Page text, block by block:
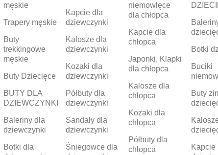
męskie
Trapery męskie
Buty
trekkingowe
męskie
Buty Dziecięce
BUTY DLA
DZIEWCZYNKI
Baleriny dla
dziewczynki
Botki dla
Kapcie dla
dziewczynki
Kalosze dla
dziewczynki
Kozaki dla
dziewczynki
Półbuty dla
dziewczynki
Sandały dla
dziewczynki
Śniegowce dla
niemowlęce
dla chłopca
Kapcie dla
chłopca
Japonki, Klapki
dla chłopca
Kalosze dla
chłopca
Kozaki dla
chłopca
Półbuty dla
chłopca
Botki
Buciki
Buty
Kapcie